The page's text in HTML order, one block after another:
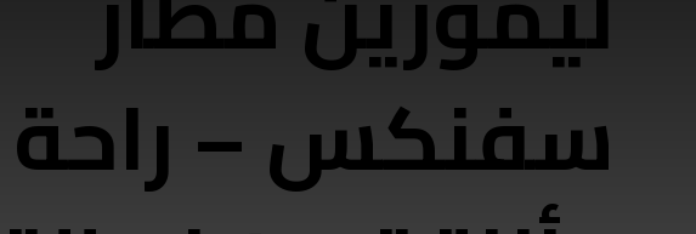
سفنكس – راحة